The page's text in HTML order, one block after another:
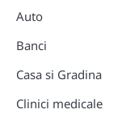
Auto
Banci
Casa si Gradina
Clinici medicale